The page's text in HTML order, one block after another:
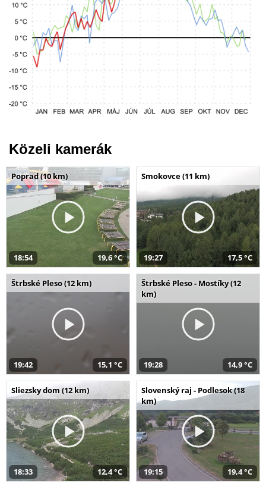
Közeli kamerák
Poprad (10 km)
18:54 19,6 °C
Smokovce (11 km)
19:27 17,5 °C
Štrbské Pleso (12 km)
19:42 15,1 °C
Štrbské Pleso - Mostíky (12
km)
19:28 14,9 °C
Sliezsky dom (12 km)
18:33 12,4 °C
Slovenský raj - Podlesok (18
km)
19:15 19,4 °C